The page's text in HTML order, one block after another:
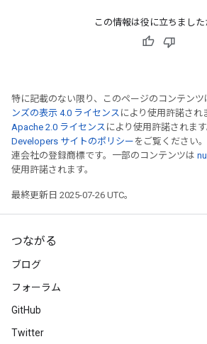
この情報は役に立ちました
特に記載のない限り、このページのコンテンツ
ンズの表示 4.0 ライセンス により使用許諾され
Apache 2.0 ライセンス により使用許諾されます
Developers サイトのポリシー をご覧ください
連会社の登録商標です。一部のコンテンツは
使用許諾されます。
最終更新日 2025-07-26 UTC。
つながる
ブログ
フォーラム
GitHub
Twitter